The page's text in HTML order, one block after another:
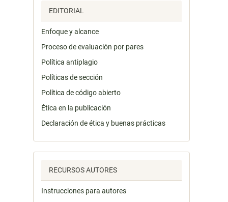
EDITORIAL
Enfoque y alcance
Proceso de evaluación por pares
Política antiplagio
Políticas de sección
Política de código abierto
Ética en la publicación
Declaración de ética y buenas prácticas
RECURSOS AUTORES
Instrucciones para autores